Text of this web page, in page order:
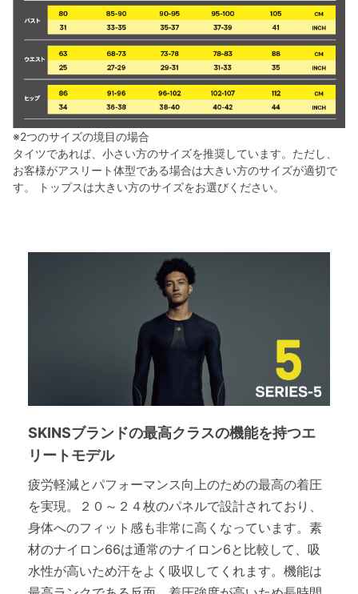
※2つのサイズの境目の場合
タイツであれば、小さい方のサイズを推奨しています。ただし、
お客様がアスリート体型である場合は大きい方のサイズが適切で
す。 トップスは大きい方のサイズをお選びください。
SKINSブランドの最高クラスの機能を持つエ
リートモデル
疲労軽減とパフォーマンス向上のための最高の着圧
を実現。２０～２４枚のパネルで設計されており、
身体へのフィット感も非常に高くなっています。素
材のナイロン66は通常のナイロン6と比較して、吸
水性が高いため汗をよく吸収してくれます。機能は